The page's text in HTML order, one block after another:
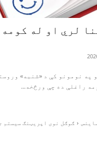
لري او له
په نومونو کې د «شنبه»
راغلې ده چې ورڅخه...